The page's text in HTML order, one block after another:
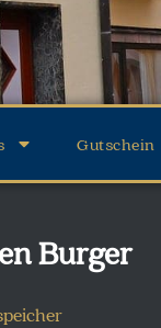
Gutschein
Burger